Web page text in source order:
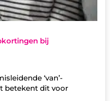
bij
‘van’-
betekent dit voor